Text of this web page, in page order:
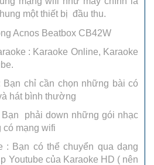
một thiết bị đầu thu.
: Karaoke Online, Karaoke
chỉ cần chọn những bài có
hát bình thường
phải down những gói nhạc
có mạng wifi
: Bạn có thể chuyển qua dạng
Youtube của Karaoke HD ( nên